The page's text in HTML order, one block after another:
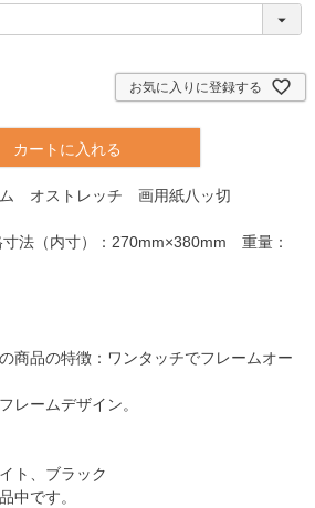
お気に入りに登録する
カートに入れる
ム オストレッチ 画用紙八ッ切
法（内寸）：270mm×380mm 重量：
商品の特徴：ワンタッチでフレームオー
レームデザイン。
ト、ブラック
中です。